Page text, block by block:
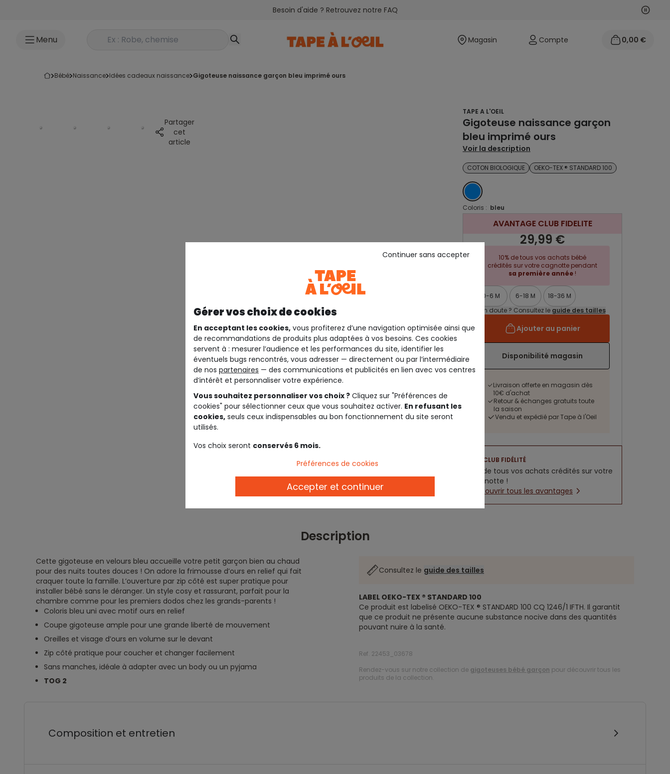
Besoin d'aide ? Retrouvez notre FAQ
Menu Rechercher un produit Magasin Compte 0,00 €
bébé naissance idées cadeaux naissance gigoteuse naissance garçon bleu imprimé ours
Partager
cet
article
TAPE A L'OEIL
Gigoteuse naissance garçon
bleu imprimé ours
Voir la description
COTON BIOLOGIQUE OEKO-TEX ® STANDARD 100
BLEU
Coloris : bleu
AVANTAGE CLUB FIDELITE
29,99 €
10% de tous vos achats bébé
crédités sur votre cagnotte pendant
sa première année !
0-6 M 6-18 M
18-36 M
Un doute ? Consultez le guide des tailles
Ajouter au panier
Disponibilité magasin
Livraison offerte en magasin dès
10€ d'achat
Retour & échanges gratuits toute
la saison
Vendu et expédié par Tape à l'Oeil
CLUB FIDÉLITÉ
5% de tous vos achats crédités sur votre
cagnotte !
Découvrir tous les avantages
Description
Cette gigoteuse en velours bleu accueille votre petit garçon bien au chaud
pour des nuits toutes douces ! On adore la frimousse d’ours en relief qui fait
craquer toute la famille. L’ouverture par zip côté est super pratique pour
installer bébé sans le déranger. Un style cosy et rassurant, parfait pour la
chambre comme pour les premiers dodos chez les grands-parents !
Coloris bleu uni avec motif ours en relief
Coupe gigoteuse ample pour une grande liberté de mouvement
Oreilles et visage d’ours en volume sur le devant
Zip côté pratique pour coucher et changer facilement
Sans manches, idéale à adapter avec un body ou un pyjama
TOG 2
Consultez le guide des tailles
LABEL OEKO-TEX ® STANDARD 100
Ce produit est labelisé OEKO-TEX ® STANDARD 100 CQ 1246/1 IFTH. Il garantit
que ce produit ne présente aucune substance nocive dans des quantités
pouvant nuire à la santé.
Ref. 22453_03678
Rendez-vous sur notre collection de gigoteuses bébé garçon pour découvrir tous les
produits de la collection.
Composition et entretien
Gérer vos choix de cookies
En acceptant les cookies, vous profiterez d’une navigation optimisée ainsi que
de recommandations de produits plus adaptées à vos besoins. Ces cookies
servent à : mesurer l’audience et les performances du site, identifier les
éventuels bugs rencontrés, vous adresser — directement ou par l’intermédiaire
de nos partenaires — des communications et publicités en lien avec vos centres
d’intérêt et personnaliser votre expérience.
Vous souhaitez personnaliser vos choix ? Cliquez sur "Préférences de
cookies" pour sélectionner ceux que vous souhaitez activer. En refusant les
cookies, seuls ceux indispensables au bon fonctionnement du site seront
utilisés.
Vos choix seront conservés 6 mois.
Continuer sans accepter
Préférences de cookies
Accepter et continuer